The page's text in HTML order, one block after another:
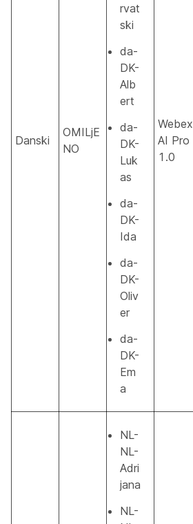
Danski
OMILjE
NO
rvat
ski
da-
DK-
Alb
ert
da-
DK-
Luk
as
da-
DK-
Ida
da-
DK-
Oliv
er
da-
DK-
Em
a
Webex
AI Pro
1.0
NL-
NL-
Adri
jana
NL-